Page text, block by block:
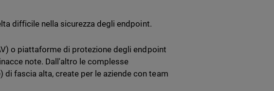
difficile nella sicurezza degli endpoint.
o piattaforme di protezione degli endpoint
note. Dall'altro le complesse
fascia alta, create per le aziende con team